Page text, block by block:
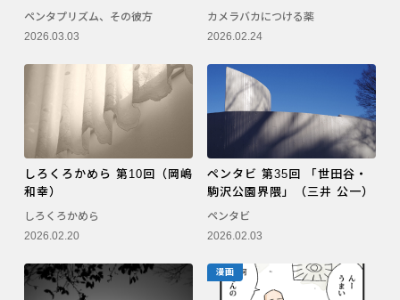
ペンタプリズム、その彼方
2026.03.03
カメラバカにつける薬
2026.02.24
しろくろかめら 第10回（岡嶋
和幸）
しろくろかめら
2026.02.20
ペンタビ 第35回 「世田谷・
駒沢公園界隈」（三井 公一）
ペンタビ
2026.02.03
漫画